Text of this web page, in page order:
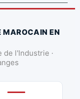
MAROCAIN EN
l'Industrie ·